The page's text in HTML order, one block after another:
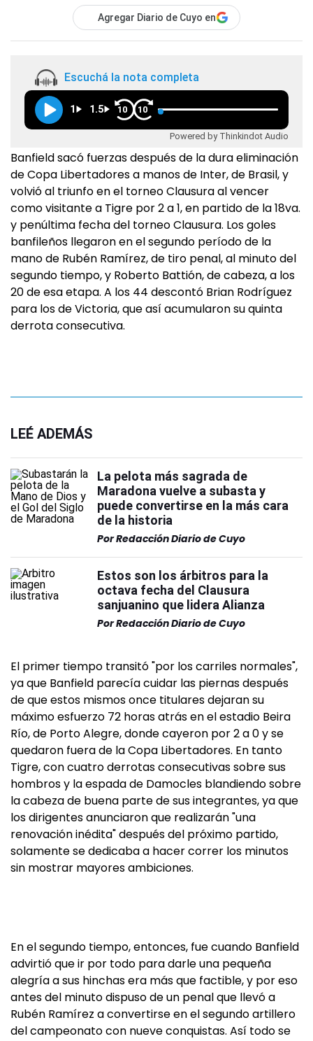
Agregar Diario de Cuyo en
Escuchá la nota completa
1 1.5 10 10
Powered by Thinkindot Audio
Banfield sacó fuerzas después de la dura eliminación
de Copa Libertadores a manos de Inter, de Brasil, y
volvió al triunfo en el torneo Clausura al vencer
como visitante a Tigre por 2 a 1, en partido de la 18va.
y penúltima fecha del torneo Clausura. Los goles
banfileños llegaron en el segundo período de la
mano de Rubén Ramírez, de tiro penal, al minuto del
segundo tiempo, y Roberto Battión, de cabeza, a los
20 de esa etapa. A los 44 descontó Brian Rodríguez
para los de Victoria, que así acumularon su quinta
derrota consecutiva.
LEÉ ADEMÁS
La pelota más sagrada de
Maradona vuelve a subasta y
puede convertirse en la más cara
de la historia
PorRedacción Diario de Cuyo
Estos son los árbitros para la
octava fecha del Clausura
sanjuanino que lidera Alianza
PorRedacción Diario de Cuyo
El primer tiempo transitó "por los carriles normales",
ya que Banfield parecía cuidar las piernas después
de que estos mismos once titulares dejaran su
máximo esfuerzo 72 horas atrás en el estadio Beira
Río, de Porto Alegre, donde cayeron por 2 a 0 y se
quedaron fuera de la Copa Libertadores. En tanto
Tigre, con cuatro derrotas consecutivas sobre sus
hombros y la espada de Damocles blandiendo sobre
la cabeza de buena parte de sus integrantes, ya que
los dirigentes anunciaron que realizarán "una
renovación inédita" después del próximo partido,
solamente se dedicaba a hacer correr los minutos
sin mostrar mayores ambiciones.
En el segundo tiempo, entonces, fue cuando Banfield
advirtió que ir por todo para darle una pequeña
alegría a sus hinchas era más que factible, y por eso
antes del minuto dispuso de un penal que llevó a
Rubén Ramírez a convertirse en el segundo artillero
del campeonato con nueve conquistas. Así todo se